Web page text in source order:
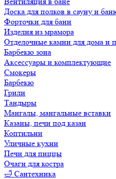
Доска для полков в сауну и
Форточки для бани
Изделия из мрамора
Отделочные камни для дома и
Барбекю зона
Аксессуары и комплектующие
Смокеры
Барбекю
Грили
Тандыры
Мангалы, мангальные вставки
Казаны, печи под казан
Коптильни
Уличные кухни
Печи для пиццы
Очаги для костра
🛁 Сантехника